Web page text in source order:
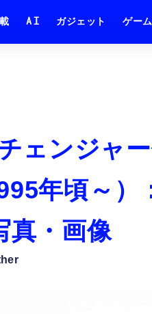
AI ガジェット ゲーム
ェンジャ
年頃～
真・画像